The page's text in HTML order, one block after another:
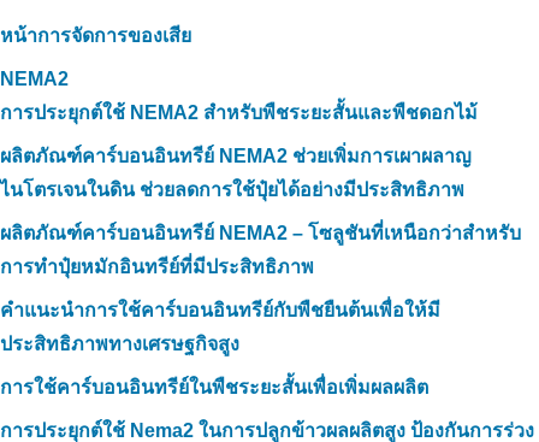
หน้าการจัดการของเสีย
NEMA2
การประยุกต์ใช้ NEMA2 สำหรับพืชระยะสั้นและพืชดอกไม้
ผลิตภัณฑ์คาร์บอนอินทรีย์ NEMA2 ช่วยเพิ่มการเผาผลาญ
ไนโตรเจนในดิน ช่วยลดการใช้ปุ๋ยได้อย่างมีประสิทธิภาพ
ผลิตภัณฑ์คาร์บอนอินทรีย์ NEMA2 – โซลูชันที่เหนือกว่าสำหรับ
การทำปุ๋ยหมักอินทรีย์ที่มีประสิทธิภาพ
คำแนะนำการใช้คาร์บอนอินทรีย์กับพืชยืนต้นเพื่อให้มี
ประสิทธิภาพทางเศรษฐกิจสูง
การใช้คาร์บอนอินทรีย์ในพืชระยะสั้นเพื่อเพิ่มผลผลิต
การประยุกต์ใช้ Nema2 ในการปลูกข้าวผลผลิตสูง ป้องกันการร่วง